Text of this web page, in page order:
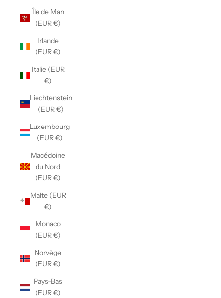
Île de Man
(EUR €)
Irlande
(EUR €)
Italie (EUR
€)
Liechtenstein
(EUR €)
Luxembourg
(EUR €)
Macédoine
du Nord
(EUR €)
Malte (EUR
€)
Monaco
(EUR €)
Norvège
(EUR €)
Pays-Bas
(EUR €)